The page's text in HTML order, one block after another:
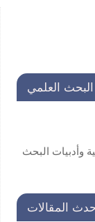
البحث العلمي
وأدبيات البحث
المقالات